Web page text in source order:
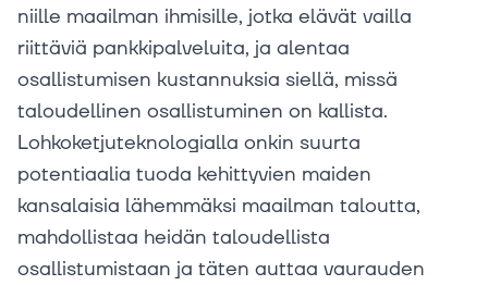
niille maailman ihmisille, jotka elävät vailla
riittäviä pankkipalveluita, ja alentaa
osallistumisen kustannuksia siellä, missä
taloudellinen osallistuminen on kallista.
Lohkoketjuteknologialla onkin suurta
potentiaalia tuoda kehittyvien maiden
kansalaisia lähemmäksi maailman taloutta,
mahdollistaa heidän taloudellista
osallistumistaan ja täten auttaa vaurauden